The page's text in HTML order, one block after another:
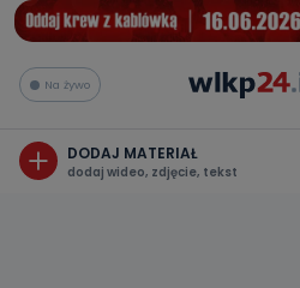
Na żywo
DODAJ MATERIAŁ
dodaj wideo, zdjęcie, tekst